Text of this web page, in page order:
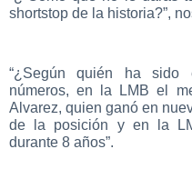
shortstop de la historia?”,
“¿Según quién ha sido
números, en la LMB el
Alvarez, quien ganó en
de la posición y en la
durante 8 años”.